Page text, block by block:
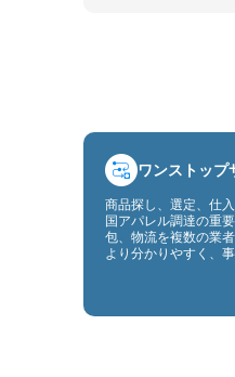
ワンストップ
商品探し、選定、仕
国アパレル調達の重
包、物流を複数の業
より分かりやすく、